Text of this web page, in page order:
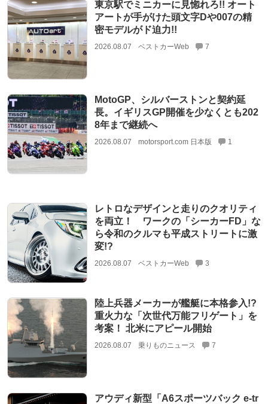
東京駅でミニカーに見惚れろ!! オート
アートが手がけた頭文字Dや007の精
密モデルがド迫力!!
2026.08.07 ベストカーWeb 7
MotoGP、シルバーストンと契約延
長。イギリスGP開催を少なくとも202
8年まで継続へ
2026.08.07 motorsport.com 日本版 1
レトロなデザインと走りのクオリティ
を両立！ ワークの「シーカーFD」な
ら令和のクルマも平成ストリートに激
変!?
2026.08.07 ベストカーWeb 3
陸上兵器メーカーが艦艇に本格参入!?
重火力な「次世代万能フリゲート」を
考案！ 北米にアピール開始
2026.08.07 乗りものニュース 7
アウディ新型「A6スポーツバック e-tr